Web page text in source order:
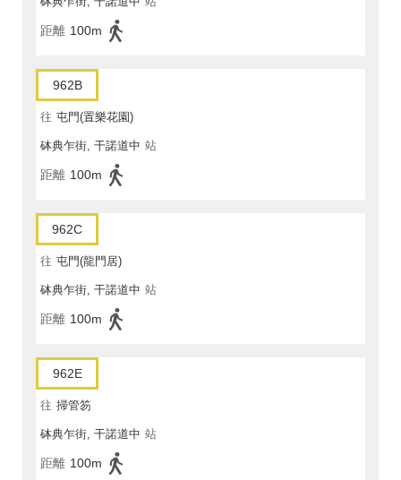
距離 100m
962B
往 屯門(置樂花園)
砵典乍街, 干諾道中 站
距離 100m
962C
往 屯門(龍門居)
砵典乍街, 干諾道中 站
距離 100m
962E
往 掃管笏
砵典乍街, 干諾道中 站
距離 100m